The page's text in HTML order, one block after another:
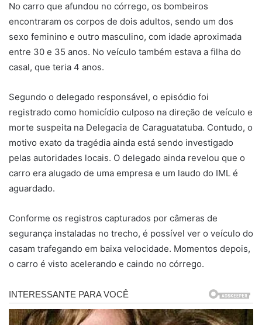
No carro que afundou no córrego, os bombeiros
encontraram os corpos de dois adultos, sendo um dos
sexo feminino e outro masculino, com idade aproximada
entre 30 e 35 anos. No veículo também estava a filha do
casal, que teria 4 anos.
Segundo o delegado responsável, o episódio foi
registrado como homicídio culposo na direção de veículo e
morte suspeita na Delegacia de Caraguatatuba. Contudo, o
motivo exato da tragédia ainda está sendo investigado
pelas autoridades locais. O delegado ainda revelou que o
carro era alugado de uma empresa e um laudo do IML é
aguardado.
Conforme os registros capturados por câmeras de
segurança instaladas no trecho, é possível ver o veículo do
casam trafegando em baixa velocidade. Momentos depois,
o carro é visto acelerando e caindo no córrego.